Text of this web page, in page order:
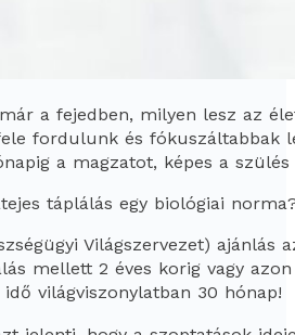
a fejedben, milyen lesz az
fordulunk és fókuszáltabbak
a magzatot, képes a
táplálás egy biológiai
Világszervezet)
mellett 2 éves korig vagy
világviszonylatban 30 hónap!